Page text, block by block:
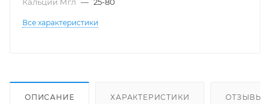
Все характеристики
ОПИСАНИЕ ХАРАКТЕРИСТИКИ ОТЗЫВЫ